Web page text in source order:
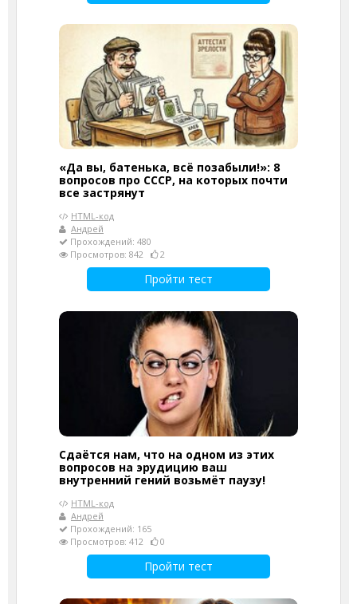
«Да вы, батенька, всё позабыли!»: 8
вопросов про СССР, на которых почти
все застрянут
HTML-код
Андрей
Прохождений: 480
Просмотров: 842
2
Пройти тест
Сдаётся нам, что на одном из этих
вопросов на эрудицию ваш
внутренний гений возьмёт паузу!
HTML-код
Андрей
Прохождений: 165
Просмотров: 412
0
Пройти тест